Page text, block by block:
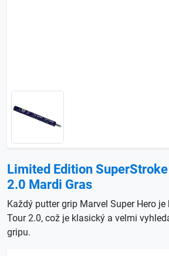
Limited Edition
2.0 Mardi Gras
Každý putter grip Marvel Super Hero
Tour 2.0, což je klasický a velmi
gripu.